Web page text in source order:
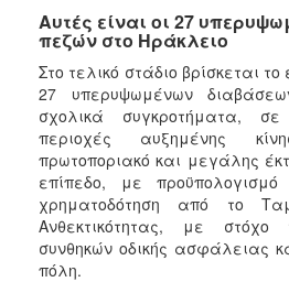
ΕΠΙΣΚΕΠΤΗΣ
ΗΡΑΚΛΕΙΟ
Αυτές είναι οι 27
πεζών στο Ηράκλειο
Στο τελικό στάδιο βρίσκεται
27 υπερυψωμένων
σχολικά συγκροτήματα,
περιοχές αυξημένης
πρωτοποριακό και μεγάλης
επίπεδο, με
χρηματοδότηση από το
Ανθεκτικότητας, με
συνθηκών οδικής ασφάλειας
πόλη.